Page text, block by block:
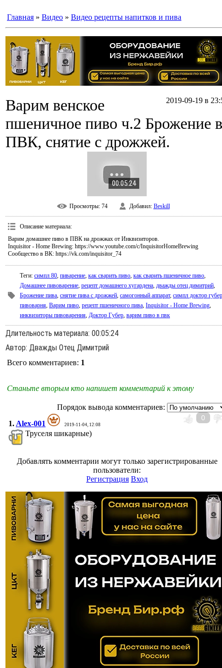
Главная » Видео » Видео рецепты напитков и пива
2019-09-19 в
Варим венское
пшеничное пиво ч.2 Брожение в
ПВК, снятие с дрожжей.
00:05:24
Просмотры: 74 Добавил: Beskill
Описание материала:
Варим домашнее пиво в ПВК на дрожжах от Инквизиторов.
Inquisitor - Home Brewing: https://www.youtube.com/c/InquisitorHomeBrewing
Сообщество в ВК: https://vk.com/inquisitor_74
Теги: симпл 80, пиварение, как сварить пиво, как сварить пшеничное пиво,
Домашнее пивоварение, рецепт домашнего хугардена, дважды отец димитрий,
Брожение пива, снятие пива с дрожжей, самогонный аппарат, симпл доктор губер
пивоварня, Варим пиво, рецепт пшеничного пива, Inquisitor - Home Brewing,
инквизиторы пивоварения, Доктор Губер, варим пиво в пвк
Длительность материала: 00:05:24
Автор: Дважды Отец Димитрий
Всего комментариев: 1
Станьте вторым кто напишет комментарий к этому
Порядок вывода комментариев:
0
1. Alex-001 2019-11-04, 12:08
Труселя шикарные)
Добавлять комментарии могут только зарегистрированные
пользователи:
Регистрация Вход